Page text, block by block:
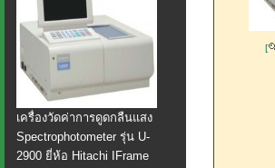
เครื่องวัดค่าการดูดกลืนแสง
Spectrophotometer รุ่น U-
2900 ยี่ห้อ Hitachi IFrame
[